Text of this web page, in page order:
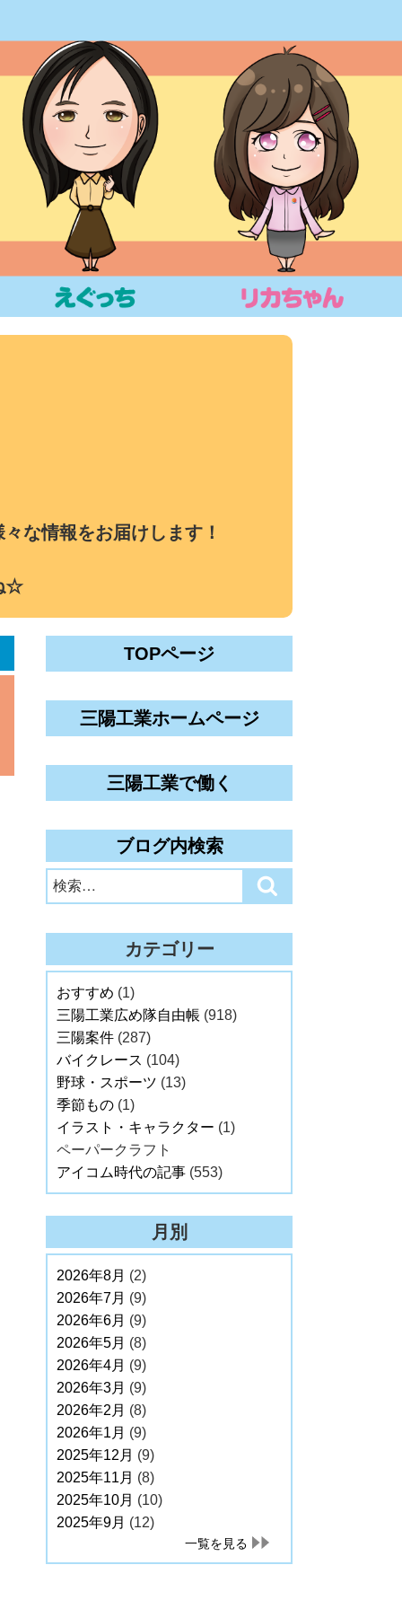
な情報をお届けします！
☆
TOPページ
三陽工業ホームページ
三陽工業で働く
ブログ内検索
検
索:
索
カテゴリー
おすすめ (1)
三陽工業広め隊自由帳 (918)
三陽案件 (287)
バイクレース (104)
野球・スポーツ (13)
季節もの (1)
イラスト・キャラクター (1)
ペーパークラフト
アイコム時代の記事 (553)
月別
2026年8月 (2)
2026年7月 (9)
2026年6月 (9)
2026年5月 (8)
2026年4月 (9)
2026年3月 (9)
2026年2月 (8)
2026年1月 (9)
2025年12月 (9)
2025年11月 (8)
2025年10月 (10)
2025年9月 (12)
一覧を見る